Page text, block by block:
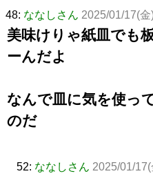
48: ななしさん 2025/01/17(
美味けりゃ紙皿でも
ーんだよ
なんで皿に気を使っ
のだ
52: ななしさん 2025/01/